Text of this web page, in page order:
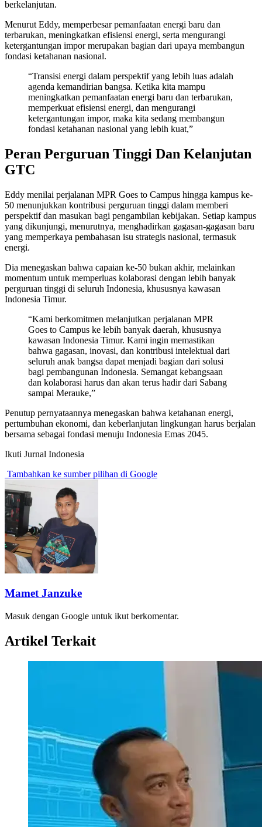
berkelanjutan.
Menurut Eddy, memperbesar pemanfaatan energi baru dan
terbarukan, meningkatkan efisiensi energi, serta mengurangi
ketergantungan impor merupakan bagian dari upaya membangun
fondasi ketahanan nasional.
“Transisi energi dalam perspektif yang lebih luas adalah
agenda kemandirian bangsa. Ketika kita mampu
meningkatkan pemanfaatan energi baru dan terbarukan,
memperkuat efisiensi energi, dan mengurangi
ketergantungan impor, maka kita sedang membangun
fondasi ketahanan nasional yang lebih kuat,”
Peran Perguruan Tinggi Dan Kelanjutan
GTC
Eddy menilai perjalanan MPR Goes to Campus hingga kampus ke-
50 menunjukkan kontribusi perguruan tinggi dalam memberi
perspektif dan masukan bagi pengambilan kebijakan. Setiap kampus
yang dikunjungi, menurutnya, menghadirkan gagasan-gagasan baru
yang memperkaya pembahasan isu strategis nasional, termasuk
energi.
Dia menegaskan bahwa capaian ke-50 bukan akhir, melainkan
momentum untuk memperluas kolaborasi dengan lebih banyak
perguruan tinggi di seluruh Indonesia, khususnya kawasan
Indonesia Timur.
“Kami berkomitmen melanjutkan perjalanan MPR
Goes to Campus ke lebih banyak daerah, khususnya
kawasan Indonesia Timur. Kami ingin memastikan
bahwa gagasan, inovasi, dan kontribusi intelektual dari
seluruh anak bangsa dapat menjadi bagian dari solusi
bagi pembangunan Indonesia. Semangat kebangsaan
dan kolaborasi harus dan akan terus hadir dari Sabang
sampai Merauke,”
Penutup pernyataannya menegaskan bahwa ketahanan energi,
pertumbuhan ekonomi, dan keberlanjutan lingkungan harus berjalan
bersama sebagai fondasi menuju Indonesia Emas 2045.
Ikuti Jurnal Indonesia
Tambahkan ke sumber pilihan di Google
Mamet Janzuke
Masuk dengan Google untuk ikut berkomentar.
Artikel Terkait